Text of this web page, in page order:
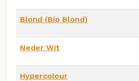
Blond (Bio Blond)
Neder Wit
Hypercolour